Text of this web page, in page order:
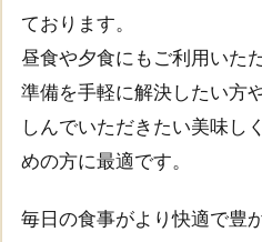
ております。
昼食や夕食にもご利用いた
準備を手軽に解決したい方
しんでいただきたい美味し
めの方に最適です。
毎日の食事がより快適で豊